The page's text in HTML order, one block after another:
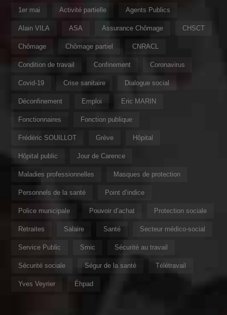
1er mai Activité partielle Agents Publics
Alain VILA ASA Assurance Chômage CHSCT
Chômage Chômage partiel CNRACL
Condition de travail Confinement Coronavirus
Covid-19 Crise sanitaire Dialogue social
Déconfinement Emploi Eric MARIN
Fonctionnaires Fonction publique
Frédéric SOUILLOT Grève Hôpital
Hôpital public Jour de Carence
Maladies professionnelles Masques de protection
Personnels de la santé Point d’indice
Police municipale Pouvoir d’achat Protection sociale
Retraites Salaire Santé Secteur médico-social
Service Public Smic Sécurité au travail
Sécurité sociale Ségur de la santé Télétravail
Yves Veyrier Éhpad